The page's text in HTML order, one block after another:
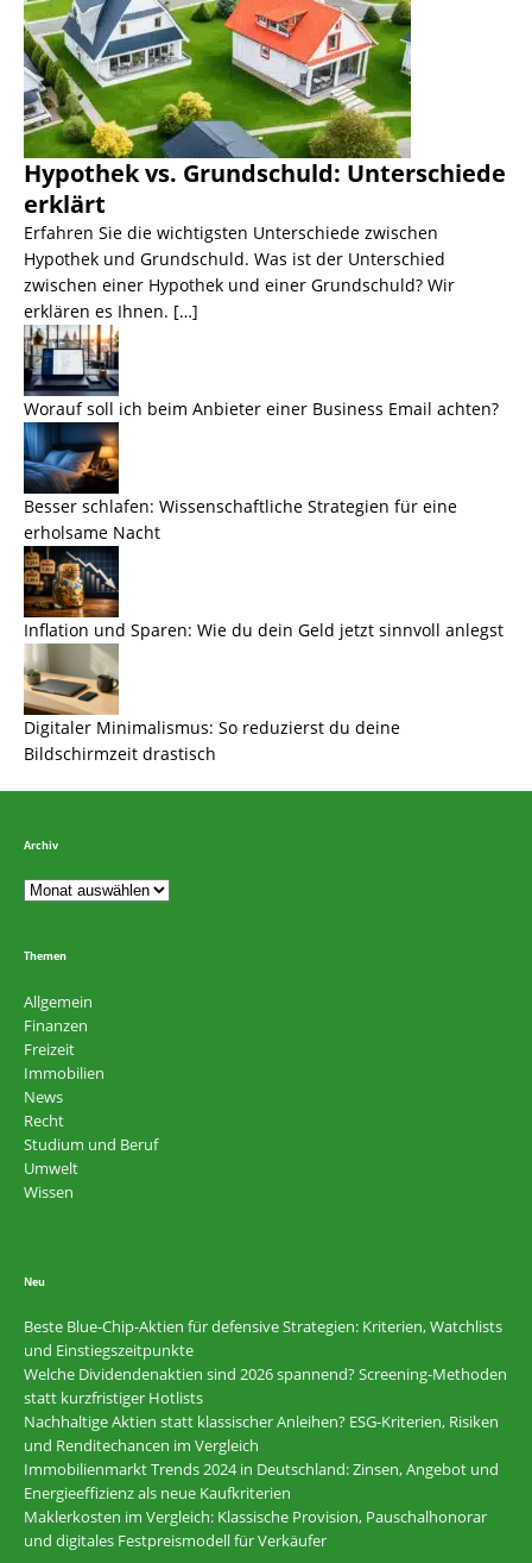
Hypothek vs. Grundschuld: Unterschiede
erklärt
Erfahren Sie die wichtigsten Unterschiede zwischen
Hypothek und Grundschuld. Was ist der Unterschied
zwischen einer Hypothek und einer Grundschuld? Wir
erklären es Ihnen. […]
Worauf soll ich beim Anbieter einer Business Email achten?
Besser schlafen: Wissenschaftliche Strategien für eine
erholsame Nacht
Inflation und Sparen: Wie du dein Geld jetzt sinnvoll anlegst
Digitaler Minimalismus: So reduzierst du deine
Bildschirmzeit drastisch
Archiv
Themen
Allgemein
Finanzen
Freizeit
Immobilien
News
Recht
Studium und Beruf
Umwelt
Wissen
Neu
Beste Blue-Chip-Aktien für defensive Strategien: Kriterien, Watchlists
und Einstiegszeitpunkte
Welche Dividendenaktien sind 2026 spannend? Screening-Methoden
statt kurzfristiger Hotlists
Nachhaltige Aktien statt klassischer Anleihen? ESG-Kriterien, Risiken
und Renditechancen im Vergleich
Immobilienmarkt Trends 2024 in Deutschland: Zinsen, Angebot und
Energieeffizienz als neue Kaufkriterien
Maklerkosten im Vergleich: Klassische Provision, Pauschalhonorar
und digitales Festpreismodell für Verkäufer